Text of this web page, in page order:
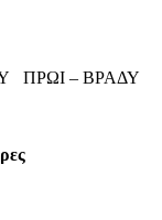
ΠΡΩΙ – ΒΡΑΔΥ